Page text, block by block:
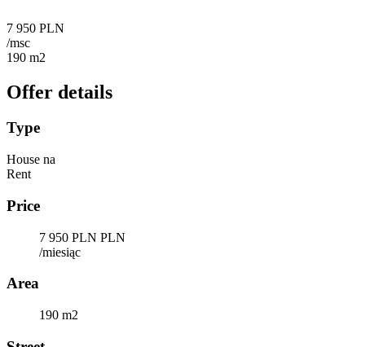
7 950 PLN
/msc
190 m2
Offer details
Type
House na
Rent
Price
7 950 PLN PLN
/miesiąc
Area
190 m2